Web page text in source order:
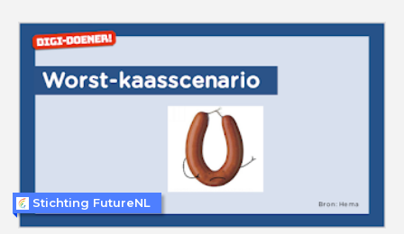
Stichting FutureNL